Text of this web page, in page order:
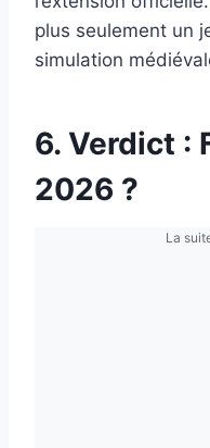
plus seulement un
simulation
6. Verdict :
2026 ?
La